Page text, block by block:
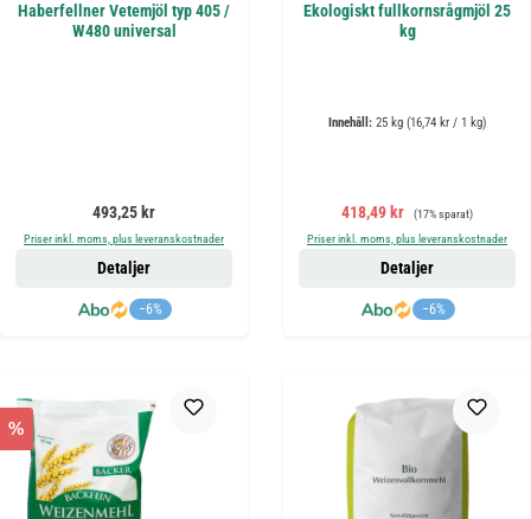
Haberfellner Vetemjöl typ 405 /
W480 universal
Ordinarie pris:
493,25 kr
Priser inkl. moms, plus leveranskostnader
−6%
Detaljer
Ekologiskt fullkornsrågmjöl 25
kg
Innehåll: 25 kg (16,74 kr / 1 kg)
Försäljningspris:
418,49 kr Ordinarie pris:
(17% sparat)
Priser inkl. moms, plus leveranskostnader
−6%
Detaljer
%